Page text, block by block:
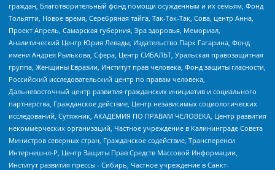
граждан, Благотворительный фонд помощи осужденным и их семьям, Фонд
Тольятти, Новое время, Серебряная тайга, Так-Так-Так, Сова, центр Анна,
Проект Апрель, Самарская губерния, Эра здоровья, Мемориал,
Аналитический Центр Юрия Левады, Издательство Парк Гагарина, Фонд
имени Андрея Рылькова, Сфера, Центр СИБАЛЬТ, Уральская правозащитная
группа, Женщины Евразии, Институт прав человека, Фонд защиты гласности,
Российский исследовательский центр по правам человека,
Дальневосточный центр развития гражданских инициатив и социального
партнерства, Гражданское действие, Центр независимых социологических
исследований, Сутяжник, АКАДЕМИЯ ПО ПРАВАМ ЧЕЛОВЕКА, Центр развития
некоммерческих организаций, Частное учреждение в Калининграде Совета
Министров северных стран, Гражданское содействие, Трансперенси
Интернешнл-Р, Центр Защиты Прав Средств Массовой Информации,
Институт развития прессы - Сибирь, Частное учреждение в Санкт-